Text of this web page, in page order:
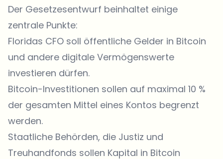
Der Gesetzesentwurf beinhaltet einige
zentrale Punkte:
Floridas CFO soll öffentliche Gelder in Bitcoin
und andere digitale Vermögenswerte
investieren dürfen.
Bitcoin-Investitionen sollen auf maximal 10 %
der gesamten Mittel eines Kontos begrenzt
werden.
Staatliche Behörden, die Justiz und
Treuhandfonds sollen Kapital in Bitcoin